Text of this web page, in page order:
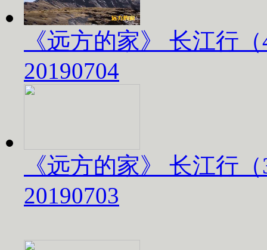
《远方的家》 长江行
20190704
《远方的家》 长江行
20190703